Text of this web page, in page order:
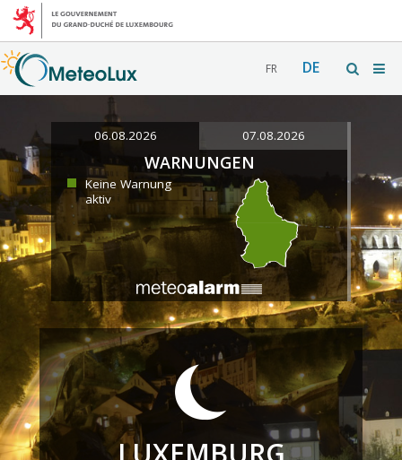
FR DE
06.08.2026 07.08.2026
WARNUNGEN
Keine Warnung
aktiv